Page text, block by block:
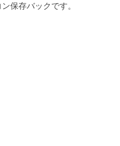
保存バックです。